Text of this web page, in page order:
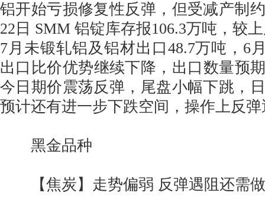
铝开始亏损修复性反弹，但受减产制
22日 SMM 铝锭库存报106.3万吨，较
7月未锻轧铝及铝材出口48.7万吨，6
出口比价优势继续下降，出口数量预
今日期价震荡反弹，尾盘小幅下跳，
预计还有进一步下跌空间，操作上反
黑金品种
【焦炭】走势偏弱 反弹遇阻还需